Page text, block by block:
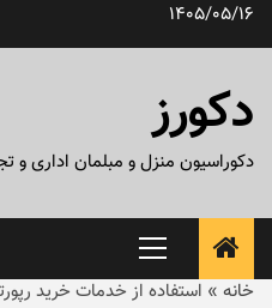
پرش1405/05/16
دکورز
دکوراسیون منزل و مبلمان اداری و
منوی
اصلی
خانه » استفاده از خدمات خرید